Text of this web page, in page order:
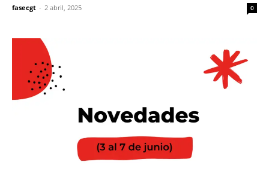
fasecgt - 2 abril, 2025 0